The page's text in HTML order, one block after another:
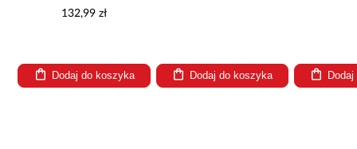
132,99 zł
Dodaj do koszyka Dodaj do koszyka